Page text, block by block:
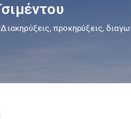
Διακηρύξεις, προκηρύξεις,